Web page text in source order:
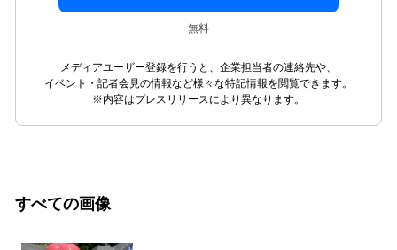
無料
メディアユーザー登録を行うと、企業担当者の連絡先や、
イベント・記者会見の情報など様々な特記情報を閲覧できます。
※内容はプレスリリースにより異なります。
すべての画像